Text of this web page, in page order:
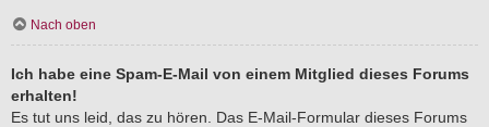
Nach oben
Ich habe eine Spam-E-Mail von einem Mitglied dieses Forums
erhalten!
Es tut uns leid, das zu hören. Das E-Mail-Formular dieses Forums